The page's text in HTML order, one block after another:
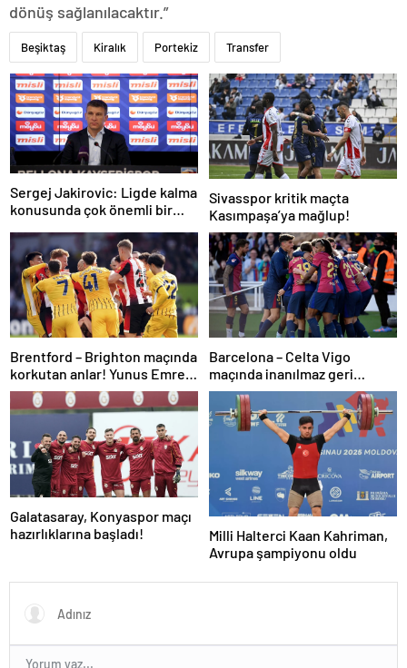
dönüş sağlanılacaktır.”
Beşiktaş Kiralık Portekiz Transfer
Sergej Jakirovic: Ligde kalma
konusunda çok önemli bir
Sivasspor kritik maçta
Kasımpaşa’ya mağlup!
Brentford – Brighton maçında
korkutan anlar! Yunus Emre
Konak oyuna devam
edemedi…
Barcelona – Celta Vigo
maçında inanılmaz geri
dönüş! Raphinha maça
damga vurdu
Galatasaray, Konyaspor maçı
hazırlıklarına başladı!
Milli Halterci Kaan Kahriman,
Avrupa şampiyonu oldu